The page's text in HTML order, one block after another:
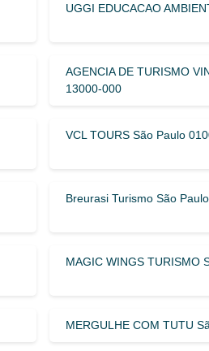
UGGI EDUCACAO
AGENCIA DE TURISMO
13000-000
VCL TOURS São Paulo
Breurasi Turismo São
MAGIC WINGS TURISMO
MERGULHE COM TUTU